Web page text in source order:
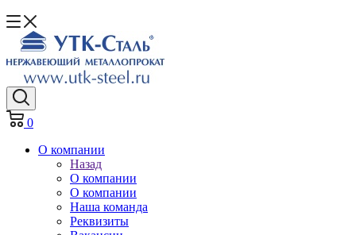
0
О компании
Назад
О компании
О компании
Наша команда
Реквизиты